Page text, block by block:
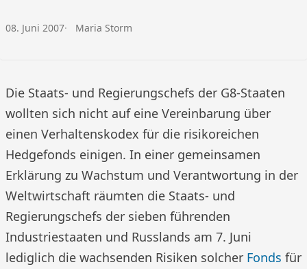
Veröffentlicht am:
08. Juni 2007 Autor:
Maria Storm
Die Staats- und Regierungschefs der G8-Staaten
wollten sich nicht auf eine Vereinbarung über
einen Verhaltenskodex für die risikoreichen
Hedgefonds einigen. In einer gemeinsamen
Erklärung zu Wachstum und Verantwortung in der
Weltwirtschaft räumten die Staats- und
Regierungschefs der sieben führenden
Industriestaaten und Russlands am 7. Juni
lediglich die wachsenden Risiken solcher Fonds für